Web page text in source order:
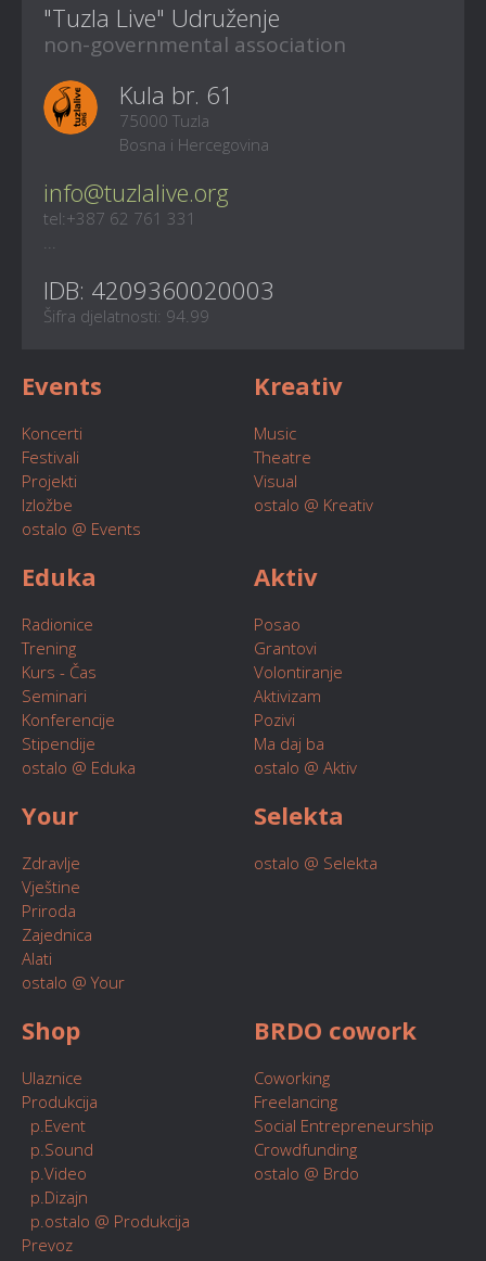
"Tuzla Live" Udruženje
non-governmental association
Kula br. 61
75000 Tuzla
Bosna i Hercegovina
info@tuzlalive.org
tel:+387 62 761 331
...
IDB: 4209360020003
Šifra djelatnosti: 94.99
Events
Koncerti
Festivali
Projekti
Izložbe
ostalo @ Events
Kreativ
Music
Theatre
Visual
ostalo @ Kreativ
Eduka
Radionice
Trening
Kurs - Čas
Seminari
Konferencije
Stipendije
ostalo @ Eduka
Aktiv
Posao
Grantovi
Volontiranje
Aktivizam
Pozivi
Ma daj ba
ostalo @ Aktiv
Your
Zdravlje
Vještine
Priroda
Zajednica
Alati
ostalo @ Your
Selekta
ostalo @ Selekta
Shop
Ulaznice
Produkcija
p.Event
p.Sound
p.Video
p.Dizajn
p.ostalo @ Produkcija
Prevoz
BRDO cowork
Coworking
Freelancing
Social Entrepreneurship
Crowdfunding
ostalo @ Brdo